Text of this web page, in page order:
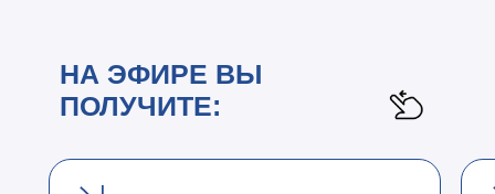
НА ЭФИРЕ ВЫ
ПОЛУЧИТЕ: